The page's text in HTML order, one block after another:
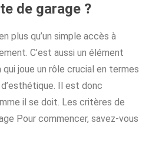
de garage ?
plus qu’un simple accès à
C’est aussi un élément
joue un rôle crucial en termes
Il est donc
il se doit. Les critères de
Pour commencer, savez-vous